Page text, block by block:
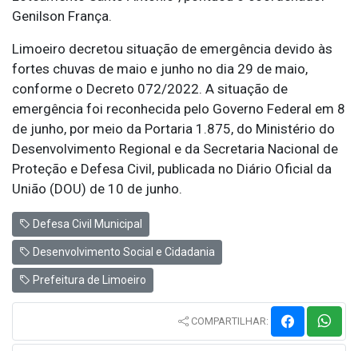
Genilson França.
Limoeiro decretou situação de emergência devido às
fortes chuvas de maio e junho no dia 29 de maio,
conforme o Decreto 072/2022. A situação de
emergência foi reconhecida pelo Governo Federal em 8
de junho, por meio da Portaria 1.875, do Ministério do
Desenvolvimento Regional e da Secretaria Nacional de
Proteção e Defesa Civil, publicada no Diário Oficial da
União (DOU) de 10 de junho.
Defesa Civil Municipal
Desenvolvimento Social e Cidadania
Prefeitura de Limoeiro
COMPARTILHAR: